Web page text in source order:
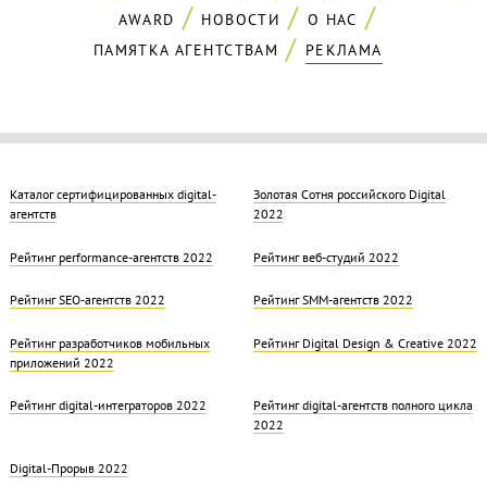
AWARD
НОВОСТИ
О НАС
ПАМЯТКА АГЕНТСТВАМ
РЕКЛАМА
Каталог сертифицированных digital-
агентств
Золотая Cотня российского Digital
2022
Рейтинг performance-агентств 2022 Рейтинг веб-студий 2022
Рейтинг SEO-агентств 2022 Рейтинг SMM-агентств 2022
Рейтинг разработчиков мобильных
приложений 2022
Рейтинг Digital Design & Creative 2022
Рейтинг digital-интеграторов 2022
Рейтинг digital-агентств полного цикла
2022
Digital-Прорыв 2022